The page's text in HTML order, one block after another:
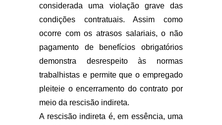
considerada uma violação grave das
condições contratuais. Assim como
ocorre com os atrasos salariais, o não
pagamento de benefícios obrigatórios
demonstra desrespeito às normas
trabalhistas e permite que o empregado
pleiteie o encerramento do contrato por
meio da rescisão indireta.
A rescisão indireta é, em essência, uma